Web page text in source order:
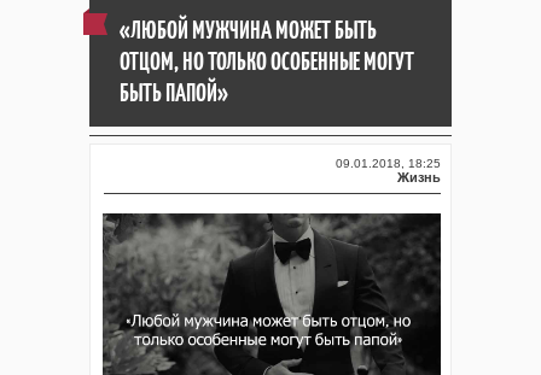
«ЛЮБОЙ МУЖЧИНА МОЖЕТ БЫТЬ
ОТЦОМ, НО ТОЛЬКО ОСОБЕННЫЕ МОГУТ
БЫТЬ ПАПОЙ»
09.01.2018, 18:25
Жизнь